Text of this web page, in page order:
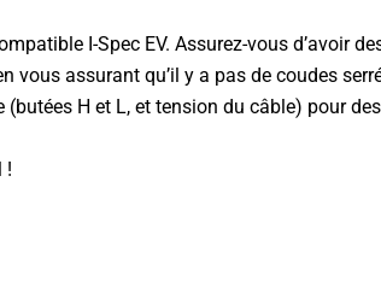
I-Spec EV. Assurez-vous d’avoir
assurant qu’il y a pas de coudes
H et L, et tension du câble) pour
!